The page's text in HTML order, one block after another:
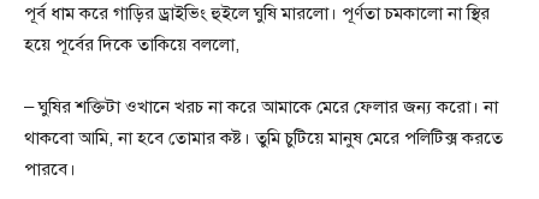
পূর্ব ধাম করে গাড়ির ড্রাইভিং হুইলে ঘুষি মারলো। পূর্ণতা চমকালো না স্থির
হয়ে পূর্বের দিকে তাকিয়ে বললো,
– ঘুষির শক্তিটা ওখানে খরচ না করে আমাকে মেরে ফেলার জন্য করো। না
থাকবো আমি, না হবে তোমার কষ্ট। তুমি চুটিয়ে মানুষ মেরে পলিটিক্স করতে
পারবে।